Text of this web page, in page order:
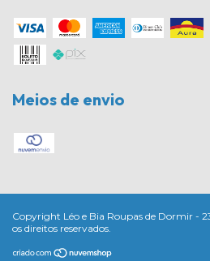
Meios de envio
Copyright Léo e Bia Roupas de Dormir -
os direitos reservados.